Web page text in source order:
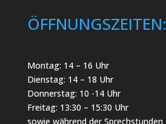
ÖFFNUNGSZEITEN:
Montag: 14 – 16 Uhr
Dienstag: 14 – 18 Uhr
Donnerstag: 10 -14 Uhr
Freitag: 13:30 – 15:30 Uhr
sowie während der Sprechstunden